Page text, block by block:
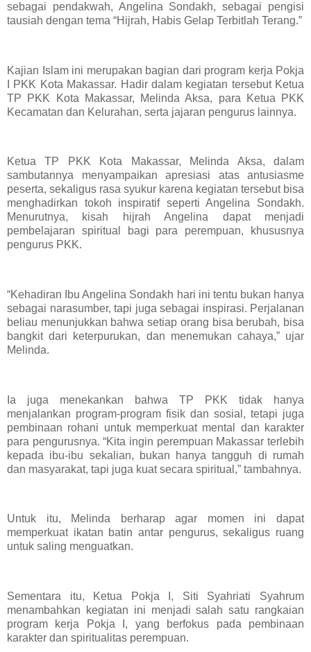
sebagai pendakwah, Angelina Sondakh, sebagai pengisi
tausiah dengan tema “Hijrah, Habis Gelap Terbitlah Terang.”
Kajian Islam ini merupakan bagian dari program kerja Pokja
I PKK Kota Makassar. Hadir dalam kegiatan tersebut Ketua
TP PKK Kota Makassar, Melinda Aksa, para Ketua PKK
Kecamatan dan Kelurahan, serta jajaran pengurus lainnya.
Ketua TP PKK Kota Makassar, Melinda Aksa, dalam
sambutannya menyampaikan apresiasi atas antusiasme
peserta, sekaligus rasa syukur karena kegiatan tersebut bisa
menghadirkan tokoh inspiratif seperti Angelina Sondakh.
Menurutnya, kisah hijrah Angelina dapat menjadi
pembelajaran spiritual bagi para perempuan, khususnya
pengurus PKK.
“Kehadiran Ibu Angelina Sondakh hari ini tentu bukan hanya
sebagai narasumber, tapi juga sebagai inspirasi. Perjalanan
beliau menunjukkan bahwa setiap orang bisa berubah, bisa
bangkit dari keterpurukan, dan menemukan cahaya,” ujar
Melinda.
Ia juga menekankan bahwa TP PKK tidak hanya
menjalankan program-program fisik dan sosial, tetapi juga
pembinaan rohani untuk memperkuat mental dan karakter
para pengurusnya. “Kita ingin perempuan Makassar terlebih
kepada ibu-ibu sekalian, bukan hanya tangguh di rumah
dan masyarakat, tapi juga kuat secara spiritual,” tambahnya.
Untuk itu, Melinda berharap agar momen ini dapat
memperkuat ikatan batin antar pengurus, sekaligus ruang
untuk saling menguatkan.
Sementara itu, Ketua Pokja I, Siti Syahriati Syahrum
menambahkan kegiatan ini menjadi salah satu rangkaian
program kerja Pokja I, yang berfokus pada pembinaan
karakter dan spiritualitas perempuan.